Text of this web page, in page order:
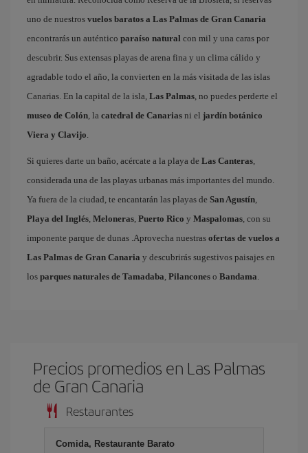
uno de nuestros vuelos baratos a Las Palmas de Gran Canaria
encontrarás un auténtico paraíso natural con mil y una caras por
descubrir. Sus extensas playas de arena fina y un clima cálido y
agradable todo el año, la convierten en la más visitada de las islas
Canarias. En la capital de la isla, Las Palmas, no puedes perderte el
museo de Colón, la catedral de Canarias ni el jardín botánico
Viera y Clavijo.
Si quieres darte un baño, acércate a la playa de Las Canteras,
considerada una de las playas urbanas más importantes del mundo.
Ya fuera de la ciudad, te encantarán las playas de San Agustín,
Playa del Inglés, Meloneras, Puerto Rico y Maspalomas, con su
imponente parque de dunas .Aprovecha nuestras ofertas de vuelos a
Las Palmas de Gran Canaria y descubrirás sugestivos paisajes en
los parques naturales de Tamadaba, Pilancones o Bandama.
Precios promedios en Las Palmas
de Gran Canaria
Restaurantes
Comida, Restaurante Barato